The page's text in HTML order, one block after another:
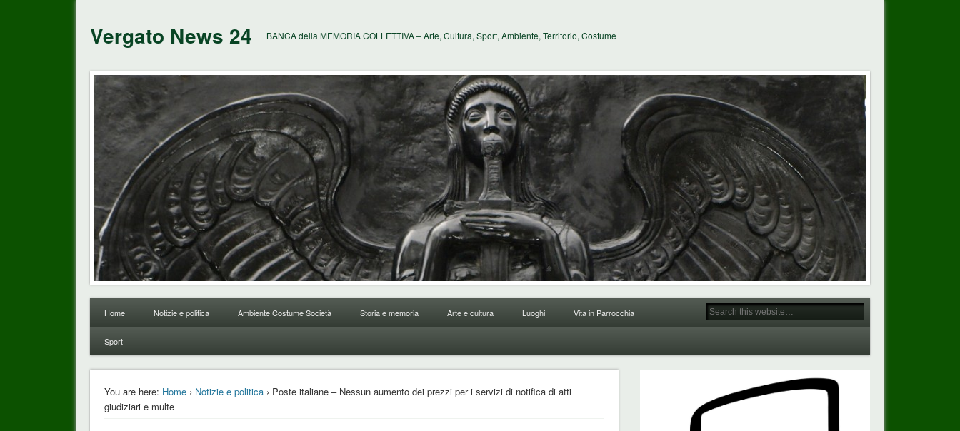
Vergato News 24 BANCA della MEMORIA COLLETTIVA – Arte, Cultura, Sport, Ambiente, Territorio, Costume
Home Notizie e politica Ambiente Costume Società Storia e memoria Arte e cultura Luoghi Vita in Parrocchia
Sport
You are here: Home› Notizie e politica› Poste italiane – Nessun aumento dei prezzi per i servizi di notifica di atti
giudiziari e multe